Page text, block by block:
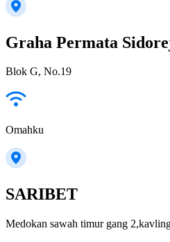
Graha Permata
Blok G, No.19
Omahku
SARIBET
Medokan sawah timur gang